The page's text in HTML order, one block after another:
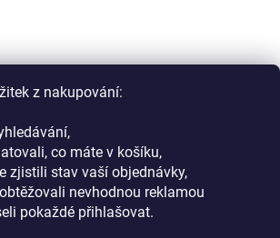
z nakupování:
co máte v košíku,
zjistili stav vaší objednávky,
nevhodnou reklamou
pokaždé přihlašovat.
údajů